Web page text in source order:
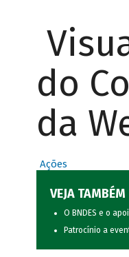
do
da
Ações
VEJA TAMBÉM
O BNDES e o
Patrocínio a